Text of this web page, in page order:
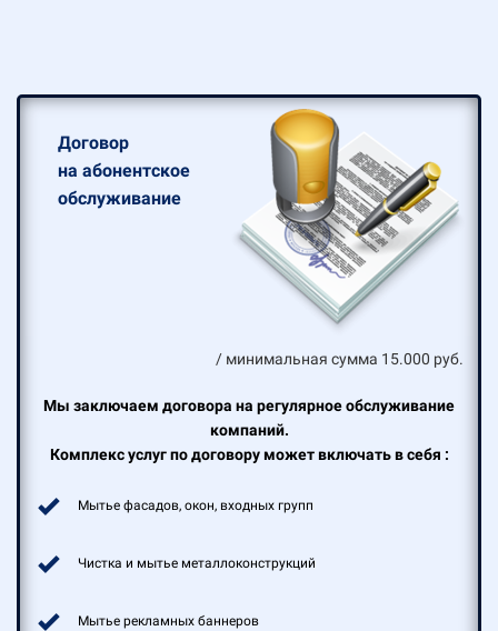
Договор
на абонентское
обслуживание
/ минимальная сумма 15.000 руб.
Мы заключаем договора на регулярное обслуживание
компаний.
Комплекс услуг по договору может включать в себя :
Мытье фасадов, окон, входных групп
Чистка и мытье металлоконструкций
Мытье рекламных баннеров